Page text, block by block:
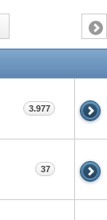
3.977
37